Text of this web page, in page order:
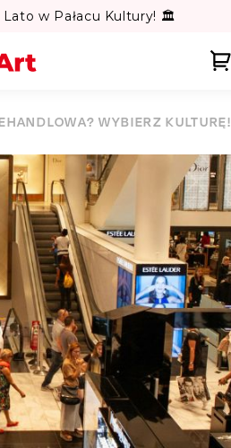
Lato w Pałacu Kultury! 🏛️
Miasto
Kategoria
WYBIERZ KULTURĘ!